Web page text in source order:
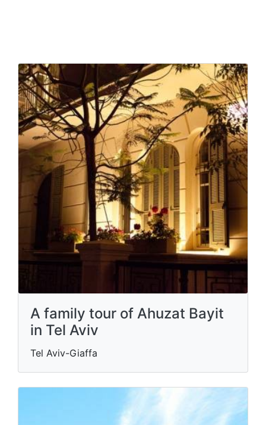
A family tour of Ahuzat Bayit
in Tel Aviv
Tel Aviv-Giaffa